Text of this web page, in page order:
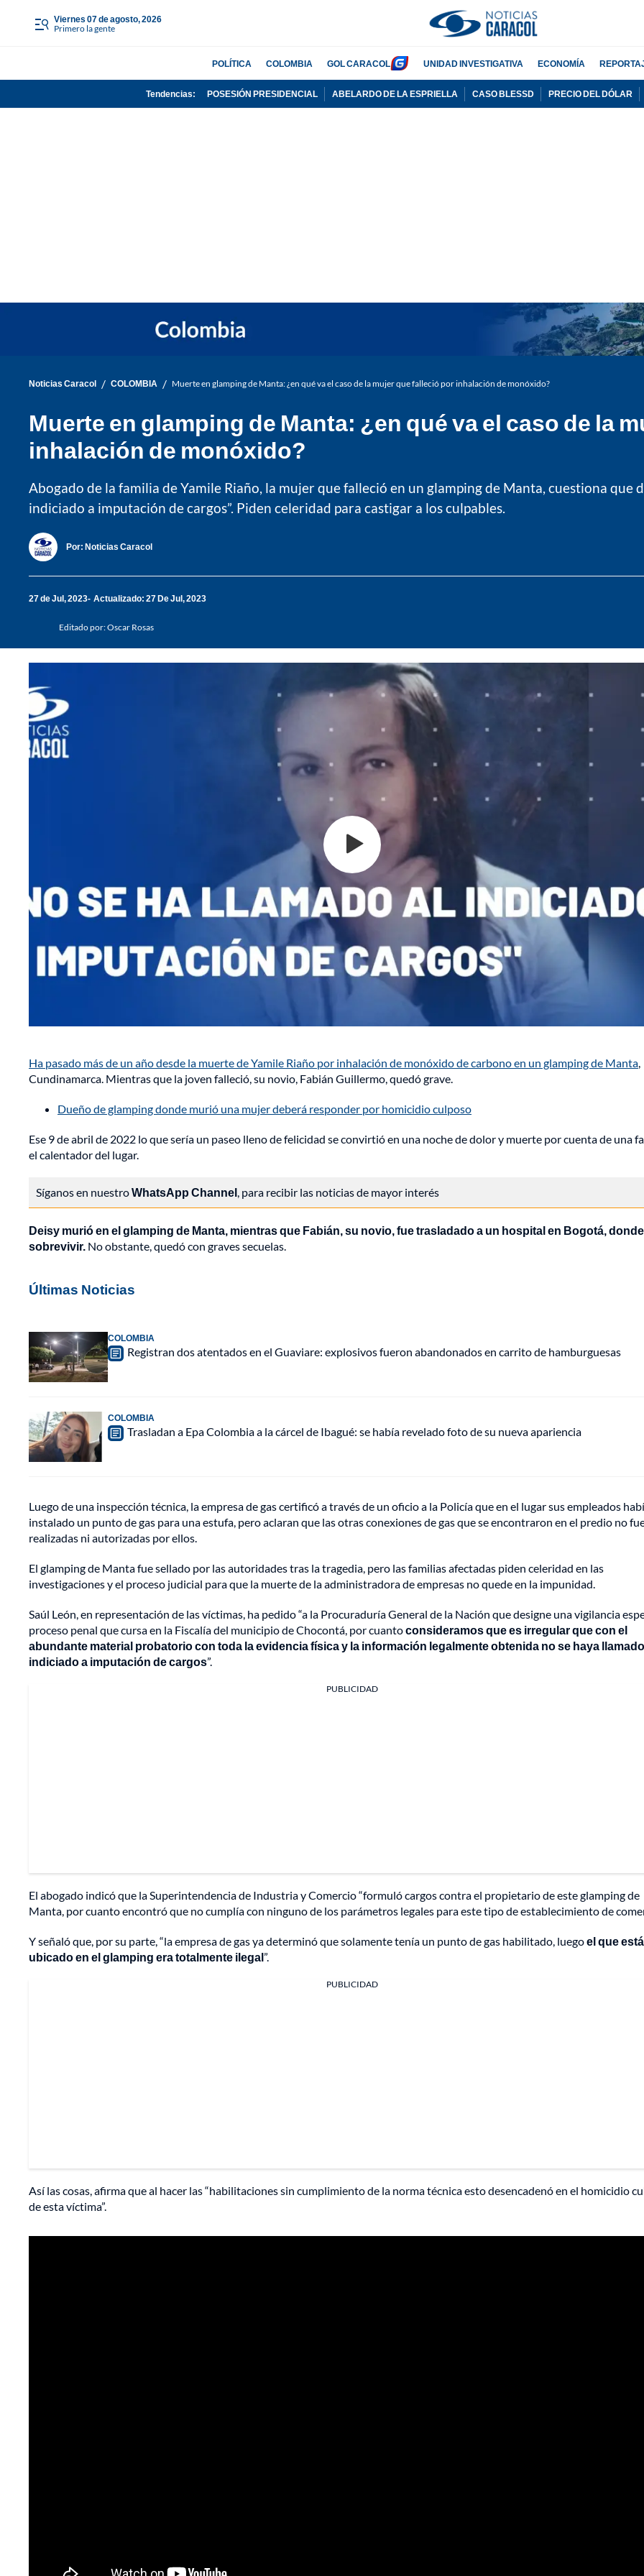
viernes 07 de agosto, 2026
Primero la gente
POLÍTICA COLOMBIA GOL CARACOL UNIDAD INVESTIGATIVA ECONOMÍA
Tendencias: POSESIÓN PRESIDENCIAL ABELARDO DE LA ESPRIELLA CASO BLESSD PRECIO DEL DÓLAR
Noticias Caracol / COLOMBIA / Muerte en glamping de Manta: ¿en qué va el caso de la mujer que falleció por inhalación de monóxido?
Muerte en glamping de Manta: ¿en qué va el caso de la
inhalación de monóxido?
Abogado de la familia de Yamile Riaño, la mujer que falleció en un glamping de Manta, cuestiona que
indiciado a imputación de cargos”. Piden celeridad para castigar a los culpables.
Por: Noticias Caracol
27 de Jul, 2023 Actualizado: 27 De Jul, 2023
Editado por:Oscar Rosas
Ha pasado más de un año desde la muerte de Yamile Riaño por inhalación de monóxido de carbono en un glamping de Manta,
Cundinamarca. Mientras que la joven falleció, su novio, Fabián Guillermo, quedó grave.
Dueño de glamping donde murió una mujer deberá responder por homicidio culposo
Ese 9 de abril de 2022 lo que sería un paseo lleno de felicidad se convirtió en una noche de dolor y muerte por cuenta de una
el calentador del lugar.
Síganos en nuestroWhatsApp Channel, para recibir las noticias de mayor interés
Deisy murió en el glamping de Manta, mientras que Fabián, su novio, fue trasladado a un hospital en Bogotá,
sobrevivir. No obstante, quedó con graves secuelas.
Últimas Noticias
COLOMBIA
Registran dos atentados en el Guaviare: explosivos fueron abandonados en carrito de hamburguesas
COLOMBIA
Trasladan a Epa Colombia a la cárcel de Ibagué: se había revelado foto de su nueva apariencia
Luego de una inspección técnica, la empresa de gas certificó a través de un oficio a la Policía que en el lugar sus empleados
instalado un punto de gas para una estufa, pero aclaran que las otras conexiones de gas que se encontraron en el predio no
realizadas ni autorizadas por ellos.
El glamping de Manta fue sellado por las autoridades tras la tragedia, pero las familias afectadas piden celeridad en las
investigaciones y el proceso judicial para que la muerte de la administradora de empresas no quede en la impunidad.
Saúl León, en representación de las víctimas, ha pedido “a la Procuraduría General de la Nación que designe una vigilancia
proceso penal que cursa en la Fiscalía del municipio de Chocontá, por cuantoconsideramos que es irregular que con el
abundante material probatorio con toda la evidencia física y la información legalmente obtenida no se haya
indiciado a imputación de cargos”.
PUBLICIDAD
El abogado indicó que la Superintendencia de Industria y Comercio “formuló cargos contra el propietario de este glamping de
Manta, por cuanto encontró que no cumplía con ninguno de los parámetros legales para este tipo de establecimiento de
Y señaló que, por su parte, “la empresa de gas ya determinó que solamente tenía un punto de gas habilitado, luegoel que está
ubicado en el glamping era totalmente ilegal”.
PUBLICIDAD
Así las cosas, afirma que al hacer las “habilitaciones sin cumplimiento de la norma técnica esto desencadenó en el homicidio
de esta víctima”.